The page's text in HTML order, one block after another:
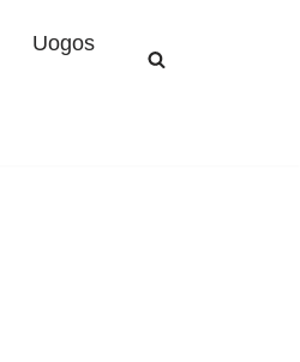
Uogos